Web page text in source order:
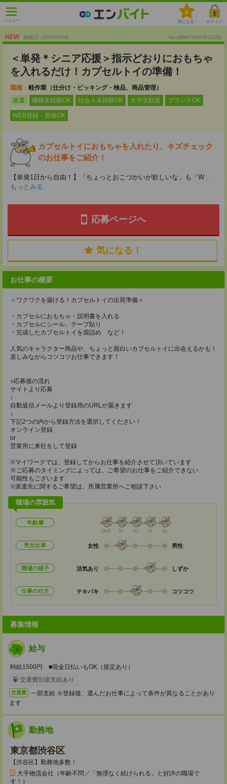
メニュー
0
気になる！ ログイン
NEW 掲載日 :2026/08/08 No.MWPT2690811050
＜単発＊シニア応援＞指示どおりにおもちゃ
を入れるだけ！カプセルトイの準備！
職種： 軽作業（仕分け・ピッキング・検品、商品管理）
派遣
職種未経験OK 社会人未経験OK 大学生歓迎 ブランクOK
WEB登録・面接OK
カプセルトイにおもちゃを入れたり、キズチェック
のお仕事をご紹介！
【単発1日から自由！】「ちょっとおこづかいが欲しいな」も「W ...
もっとみる
応募ページへ
気になる！
お仕事の概要
＜ワクワクを届ける！カプセルトイの出荷準備＞
・カプセルにおもちゃ・説明書を入れる
・カプセルにシール。テープ貼り
・完成したカプセルトイを袋詰め など！
人気のキャラクター商品や、ちょっと面白いカプセルトイに出会えるかも！
楽しみながらコツコツお仕事できます！
○応募後の流れ
サイトより応募
↓
自動返信メールより登録用のURLが届きます
↓
下記2つの内から登録方法を選択してください！
オンライン登録
or
営業所に来社をして登録
※マイワークでは、登録してからお仕事を紹介させて頂いています
※ご応募のタイミングによっては、ご希望のお仕事をご紹介できない
可能性もございます
※派遣先に関するご希望は、所属営業所へご相談下さい
職場の雰囲気
年齢層
20代 30 40 50 60
男女比率 女性 男性
職場の様子 活気あり しずか
仕事の仕方 テキパキ コツコツ
募集情報
給与
時給1500円 ■現金日払いもOK（規定あり）
交通費別途支給あり
交通費
一部支給 ※登録後、選んだお仕事によって条件が異なることがあり
ます
勤務地
東京都渋谷区
【渋谷区】勤務地多数！
大手物流会社（年齢不問／「無理なく続けられる」と好評の職場で
す！）